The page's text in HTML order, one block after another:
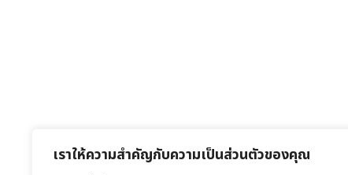
เราให้ความสำคัญกับความเป็นส่วนตัวของคุณ